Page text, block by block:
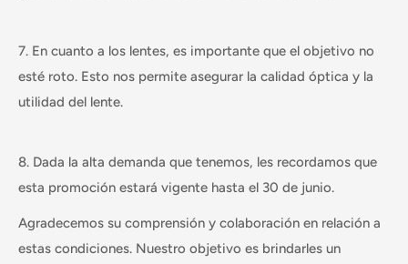
7. En cuanto a los lentes, es importante que el objetivo no
esté roto. Esto nos permite asegurar la calidad óptica y la
utilidad del lente.
8. Dada la alta demanda que tenemos, les recordamos que
esta promoción estará vigente hasta el 30 de junio.
Agradecemos su comprensión y colaboración en relación a
estas condiciones. Nuestro objetivo es brindarles un